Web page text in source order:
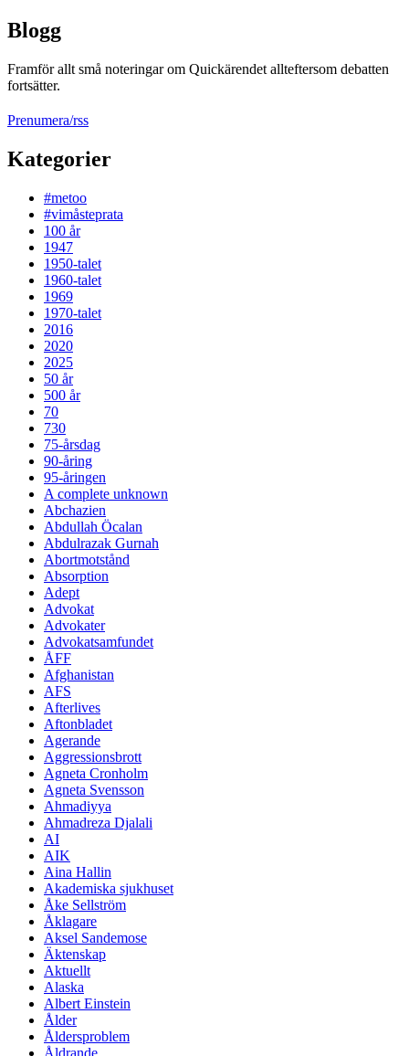
Blogg
Framför allt små noteringar om Quickärendet allteftersom debatten
fortsätter.
Prenumera/rss
Kategorier
#metoo
#vimåsteprata
100 år
1947
1950-talet
1960-talet
1969
1970-talet
2016
2020
2025
50 år
500 år
70
730
75-årsdag
90-åring
95-åringen
A complete unknown
Abchazien
Abdullah Öcalan
Abdulrazak Gurnah
Abortmotstånd
Absorption
Adept
Advokat
Advokater
Advokatsamfundet
ÅFF
Afghanistan
AFS
Afterlives
Aftonbladet
Agerande
Aggressionsbrott
Agneta Cronholm
Agneta Svensson
Ahmadiyya
Ahmadreza Djalali
AI
AIK
Aina Hallin
Akademiska sjukhuset
Åke Sellström
Åklagare
Aksel Sandemose
Äktenskap
Aktuellt
Alaska
Albert Einstein
Ålder
Åldersproblem
Åldrande